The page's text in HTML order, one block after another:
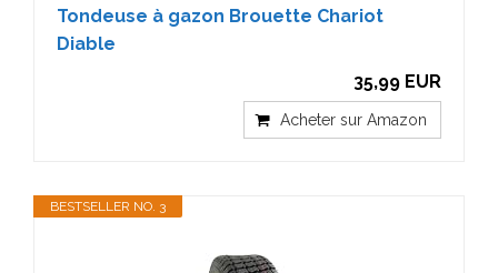
Tondeuse à gazon Brouette Chariot
Diable
35,99 EUR
Acheter sur Amazon
BESTSELLER NO. 3